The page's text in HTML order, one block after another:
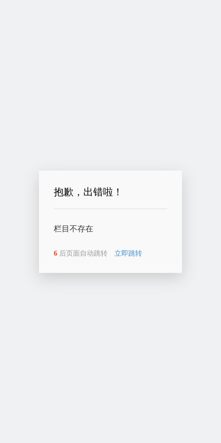
抱歉，出错啦！
栏目不存在
6 后页面自动跳转 立即跳转